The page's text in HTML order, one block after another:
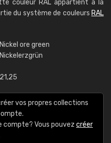
couleur RAL appartient à la
du système de couleurs RAL
Nickel ore green
Nickelerzgrün
21,25
vos propres collections
compte? Vous pouvez créer